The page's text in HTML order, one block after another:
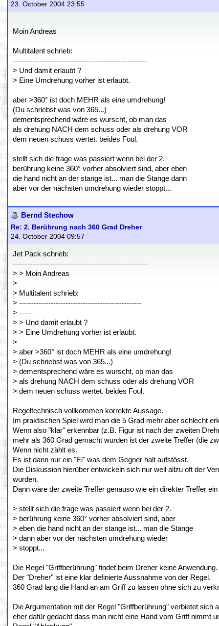
23. October 2004 23:55
Moin Andreas
Multitalent schrieb:
-------------------------------------------------------
> Und damit erlaubt ?
> Eine Umdrehung vorher ist erlaubt.
aber >360° ist doch MEHR als eine umdrehung!
(Du schriebst was von 365...)
dementsprechend wäre es wurscht, ob man das
als drehung NACH dem schuss oder als drehung VOR
dem neuen schuss wertet. beides Foul.
stellt sich die frage was passiert wenn bei der 2.
berührung keine 360° vorher absolviert sind, aber eben
die hand nicht an der stange ist... man die Stange dann
aber vor der nächsten umdrehung wieder stoppt...
Bernd Stechow
Re: 2. Berührung nach 360 Grad Dreher
24. October 2004 09:57
Jet Pack schrieb:
-------------------------------------------------------
> > Moin Andreas
>
> Multitalent schrieb:
> --------------------------------------------------
> -----
> > Und damit erlaubt ?
> > Eine Umdrehung vorher ist erlaubt.
>
> aber >360° ist doch MEHR als eine umdrehung!
> (Du schriebst was von 365...)
> dementsprechend wäre es wurscht, ob man das
> als drehung NACH dem schuss oder als drehung VOR
> dem neuen schuss wertet. beides Foul.
Regeltechnisch vollkommen korrekte Aussage.
Im praktischen Spiel wird man die 5 Grad mehr aber schlecht
Wenn also "klar" erkennbar (z.B. Figur ist nach der zweiten
mehr als 360 Grad gemacht wurden ist der zweite Treffer (die
Wenn nicht zählt es.
Es ist dann nur ein "Ei" was dem Gegner halt aufstösst.
Die Diskussion hierüber entwickeln sich nur weil allzu oft der
wurden.
Dann wäre der zweite Treffer genauso wie ein direkter Treffer ein
> stellt sich die frage was passiert wenn bei der 2.
> berührung keine 360° vorher absolviert sind, aber
> eben die hand nicht an der stange ist... man die Stange
> dann aber vor der nächsten umdrehung wieder
> stoppt...
Die Regel "Griffberührung" findet beim Dreher keine Anwendung.
Der "Dreher" ist eine klar definierte Aussnahme von der Regel.
360 Grad lang die Hand an am Griff zu lassen ohne sich zu
Die Argumentation mit der Regel "Griffberührung" verbietet
eher dafür gedacht dass man nicht eine Hand vom Griff nimmt